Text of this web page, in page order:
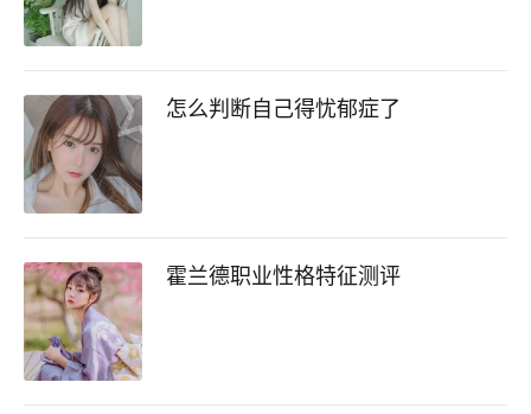
怎么判断自己得忧郁症了
霍兰德职业性格特征测评